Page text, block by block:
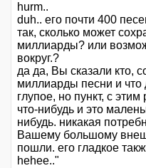
hurm..
duh.. его почти 400
так, сколько может
миллиарды? или
вокруг.?
да да, Вы сказали кто,
миллиарды песни и что
глупое, но пункт, с
что-нибудь и это
нибудь. никакая
Вашему большому
пошли. его гладкое
hehee.."